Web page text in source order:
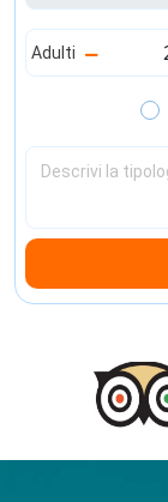
Adulti